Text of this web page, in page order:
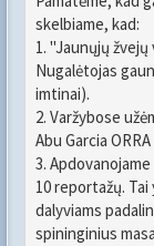
skelbiame, kad:
1. "Jaunųjų
Nugalėtojas
imtinai).
2. Varžybose
Abu Garcia ORRA
3.
10 reportažų. Tai
dalyviams
spininginius